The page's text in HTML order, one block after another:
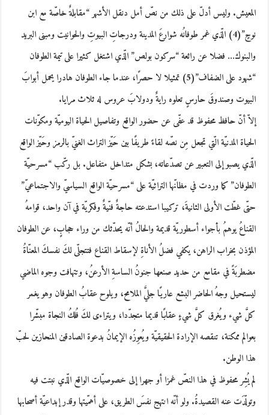
المعيش. وليس أدلّ على ذلك من نصّ أمل دنقل الأشهر “مقابلةٌ خاصّة مع ابن
نوحٍ”(4) الّذي غمر طوفانُه شوارعَ المدينة ودرجاتِ البيوتِ والحوانيت ومبنى البريد
والبنوك… فضلا عن رائعة “سركون بولص” الّذي اشتغل كثيرا على تيمة الطوفان
“شهود على الضفاف”(5) تمثيلا لا حصرًا، عندما جاء الطوفان هادرا يحمل أبوابَ
البيوت وصندوقَ حارسٍ تعلوه رايةٌ ودولابَ عروس له ثلاث مرايا.
إلاّ أنّ حافظ محفوظ قد عفّى عن حضور الواقع وتفاصيل الحياة اليوميّة ومكوّنات
الحياة المدنيّة الّتي تجعل مِن نصّه لقاءً طريفًا بين حَيّز التراث الغنيّ بالرمز وحَيّز الواقع
الّذي يصبو إلى التعبير عن تصدّعاته، بشكل متداخل متفاعل. بل ركّب “مسرحيّة
الطوفان” كما وردت في مظانّها التراثيّة على “مسرحيّة الواقع السياسيّ والاجتماعيّ”
حتّى غطّت الأولى الثانيةَ، تركيبا استدعته حاجةٌ فنّيةٌ وفكريّة في آن واحد، قوامهُ
القناعُ يوهمُ بأجواء أسطوريّة قديمة والحالُ أنّه يحدّثك من وراء حجابٍ، عن الطوفان
المؤذن بخراب الراهن، يكفي فضلُ الأناةِ لإسقاط القناع فتتجلّى لكَ نفسكَ المعنّاةُ
مضطربَةً في مقامع من حديد صنعها جنونُ الساسةِ الأرعنُ، وتتهافت وجوه الماضي
ليستحيل وجهُ الحاضر البشع عاريًا جليَّ الملامح، ويلوح عقابُ الطوفان وهو يغمر
كلَّ شيء ويُغرق كلَّ شيءٍ عقابًا قديما متجدّدا، ويتراءى لكَ فُلكُ النجاة مبشّرا
بعوالم ممكنة، تنقصه الإرادة الحقيقيّة ويُعوِزُه الإيمانُ بدعوة الصادقين المنحازين لحبّ
هذا الوطن.
لم يُشِر محفوظ في هذا النصّ غمزا أو جهرا إلى خصوصيّات الواقع الّذي نبتت فيه
وتولّدَت عنه القصيدةُ. ولو أنّه انتهج نفسَ الطريق، على أهمّيتها وقدر إبداعيّة أصحابها